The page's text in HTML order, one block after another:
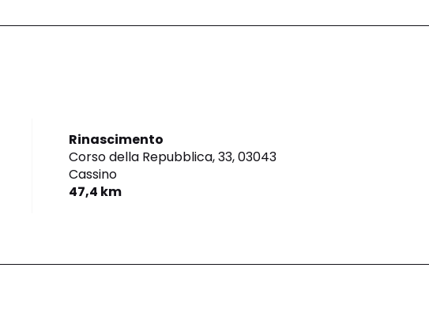
Rinascimento
Corso della Repubblica, 33,03043
Cassino
47,4 km